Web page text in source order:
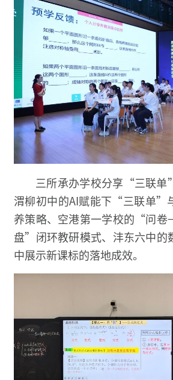
三所承办学校分享“三联单
渭柳初中的AI赋能下“三联单
养策略、空港第一学校的“问
盘”闭环教研模式、沣东六中的
中展示新课标的落地成效。